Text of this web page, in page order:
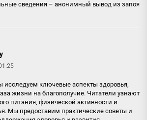
сведения – анонимный вывод из запоя
исследуем ключевые аспекты здоровья,
жизни на благополучие. Читатели узнают
питания, физической активности и
Мы предоставим практические советы и